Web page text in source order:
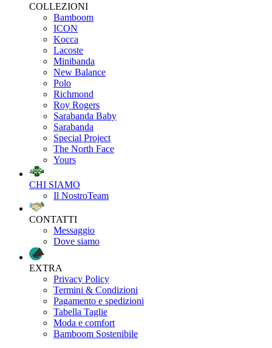
COLLEZIONI
Bamboom
ICON
Kocca
Lacoste
Minibanda
New Balance
Polo
Richmond
Roy Rogers
Sarabanda Baby
Sarabanda
Special Project
The North Face
Yours
CHI SIAMO
Il NostroTeam
CONTATTI
Messaggio
Dove siamo
EXTRA
Privacy Policy
Termini & Condizioni
Pagamento e spedizioni
Tabella Taglie
Moda e comfort
Bamboom Sostenibile